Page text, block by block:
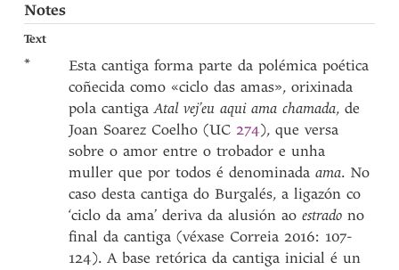
Notes
Text
*
Esta cantiga forma parte da polémica poética
coñecida como «ciclo das amas», orixinada
pola cantigaAtal vej’eu aqui ama chamada, de
Joan Soarez Coelho (UC 274), que versa
sobre o amor entre o trobador e unha
muller que por todos é denominadaama. No
caso desta cantiga do Burgalés, a ligazón co
‘ciclo da ama’ deriva da alusión aoestradono
final da cantiga (véxase Correia 2016: 107-
124). A base retórica da cantiga inicial é un